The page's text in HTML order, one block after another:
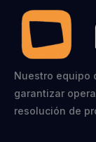
Nuestro equipo
garantizar
resolución de